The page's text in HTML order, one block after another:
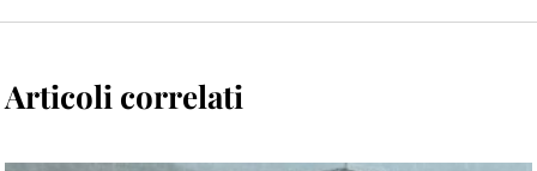
Articoli correlati